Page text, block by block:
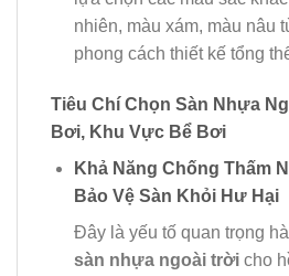
nhiên, màu xám, màu nâu
phong cách thiết kế tổng
Tiêu Chí Chọn Sàn Nhựa
Bơi, Khu Vực Bể Bơi
Khả Năng Chống Thấm
Bảo Vệ Sàn Khỏi Hư Hại
Đây là yếu tố quan trọng
sàn nhựa ngoài trờicho